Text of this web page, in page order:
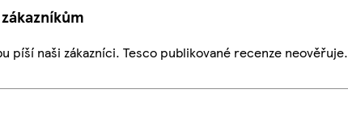
píší naši zákazníci. Tesco publikované recenze neověřuje.